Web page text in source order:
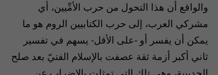
والواقع أن هذا التحول من حرب الأمِّيين، أي
مشركي العرب، إلى حرب الكتابيين الروم هو ما
يمكن أن يفسر أو -على الأقل- يسهم في تفسير
ثاني أكبر أزمة ثقة عصفت بالإسلام الفتيّ بعد صلح